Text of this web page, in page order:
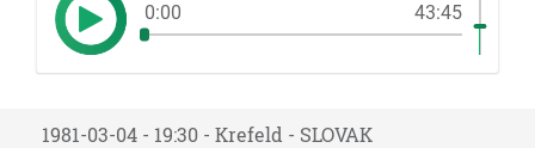
0:00 43:45
1981-03-04 - 19:30 - Krefeld - SLOVAK